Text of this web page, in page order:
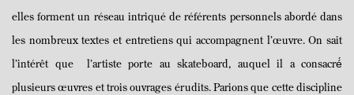
elles forment un réseau intriquéde référents personnels abordé dans
les nombreux textes et entretiens qui accompagnent l’œuvre. On sait
l’intérêt que l’artiste porte au skateboard, auquel il a consacré́
plusieurs œuvres et trois ouvrages érudits. Parions que cette discipline